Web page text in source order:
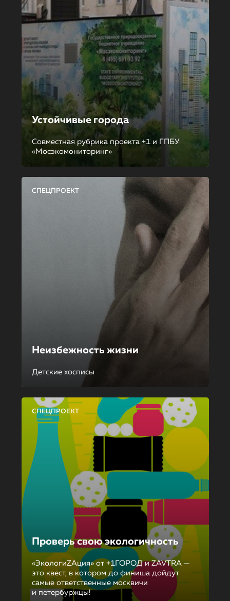
Устойчивые города
Совместная рубрика проекта +1 и ГПБУ
«Мосэкомониторинг»
СПЕЦПРОЕКТ
Неизбежность жизни
Детские хосписы
СПЕЦПРОЕКТ
Проверь свою экологичность
«ЭкологиZAция» от +1ГОРОД и ZAVTRA —
это квест, в котором до финиша дойдут
самые ответственные москвичи
и петербуржцы!